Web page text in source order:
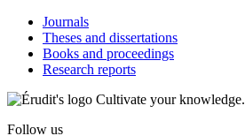
Journals
Theses and dissertations
Books and proceedings
Research reports
Cultivate your knowledge.
Follow us